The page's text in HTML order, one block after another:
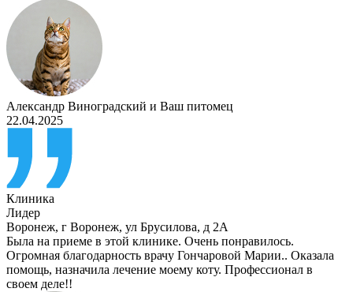
Александр Виноградский и Ваш питомец
22.04.2025
Клиника
Лидер
Воронеж, г Воронеж, ул Брусилова, д 2А
Была на приеме в этой клинике. Очень понравилось.
Огромная благодарность врачу Гончаровой Марии.. Оказала
помощь, назначила лечение моему коту. Профессионал в
своем деле!!